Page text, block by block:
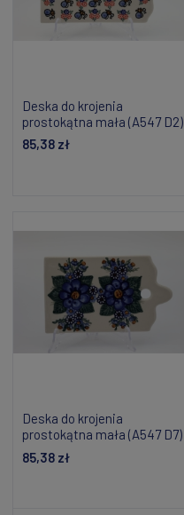
Deska do krojenia
prostokątna mała (A547 D2)
85,38 zł
Deska do krojenia
prostokątna mała (A547 D7)
85,38 zł